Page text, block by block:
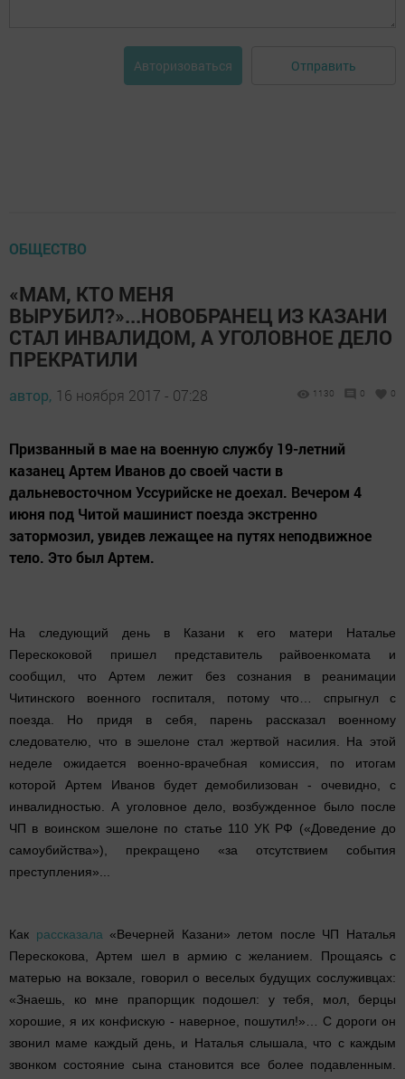
Авторизоваться Отправить
ОБЩЕСТВО
«МАМ, КТО МЕНЯ
ВЫРУБИЛ?»...НОВОБРАНЕЦ ИЗ КАЗАНИ
СТАЛ ИНВАЛИДОМ, А УГОЛОВНОЕ ДЕЛО
ПРЕКРАТИЛИ
автор, 16 ноября 2017 - 07:28 1130 0 0
Призванный в мае на военную службу 19-летний
казанец Артем Иванов до своей части в
дальневосточном Уссурийске не доехал. Вечером 4
июня под Читой машинист поезда экстренно
затормозил, увидев лежащее на путях неподвижное
тело. Это был Артем.
На следующий день в Казани к его матери Наталье
Перескоковой пришел представитель райвоенкомата и
сообщил, что Артем лежит без сознания в реанимации
Читинского военного госпиталя, потому что… спрыгнул с
поезда. Но придя в себя, парень рассказал военному
следователю, что в эшелоне стал жертвой насилия. На этой
неделе ожидается военно-врачебная комиссия, по итогам
которой Артем Иванов будет демобилизован - очевидно, с
инвалидностью. А уголовное дело, возбужденное было после
ЧП в воинском эшелоне по статье 110 УК РФ («Доведение до
самоубийства»), прекращено «за отсутствием события
преступления»...
Как рассказала «Вечерней Казани» летом после ЧП Наталья
Перескокова, Артем шел в армию с желанием. Прощаясь с
матерью на вокзале, говорил о веселых будущих сослуживцах:
«Знаешь, ко мне прапорщик подошел: у тебя, мол, берцы
хорошие, я их конфискую - наверное, пошутил!»… С дороги он
звонил маме каждый день, и Наталья слышала, что с каждым
звонком состояние сына становится все более подавленным.